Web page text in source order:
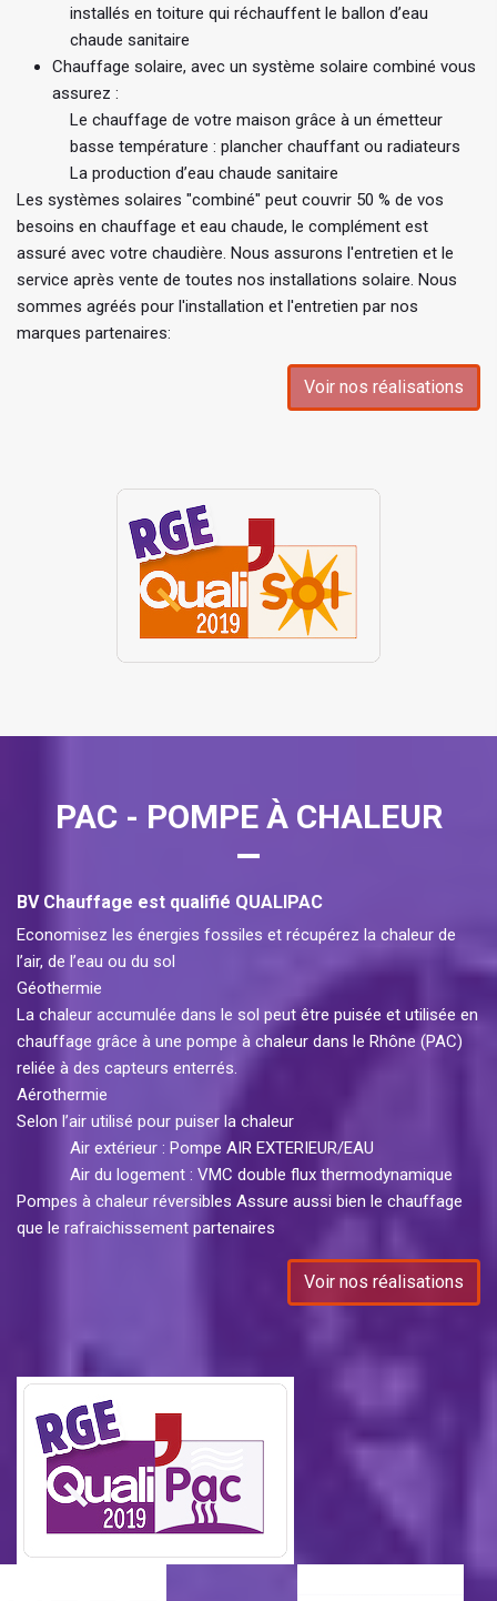
installés en toiture qui réchauffent le ballon d’eau
chaude sanitaire
Chauffage solaire, avec un système solaire combiné vous
assurez :
Le chauffage de votre maison grâce à un émetteur
basse température : plancher chauffant ou radiateurs
La production d’eau chaude sanitaire
Les systèmes solaires "combiné" peut couvrir 50 % de vos
besoins en chauffage et eau chaude, le complément est
assuré avec votre chaudière. Nous assurons l'entretien et le
service après vente de toutes nos installations solaire. Nous
sommes agréés pour l'installation et l'entretien par nos
marques partenaires:
Voir nos réalisations
PAC - POMPE À CHALEUR
BV Chauffage est qualifié QUALIPAC
Economisez les énergies fossiles et récupérez la chaleur de
l’air, de l’eau ou du sol
Géothermie
La chaleur accumulée dans le sol peut être puisée et utilisée en
chauffage grâce à une pompe à chaleur dans le Rhône (PAC)
reliée à des capteurs enterrés.
Aérothermie
Selon l’air utilisé pour puiser la chaleur
Air extérieur : Pompe AIR EXTERIEUR/EAU
Air du logement : VMC double flux thermodynamique
Pompes à chaleur réversibles Assure aussi bien le chauffage
que le rafraichissement partenaires
Voir nos réalisations